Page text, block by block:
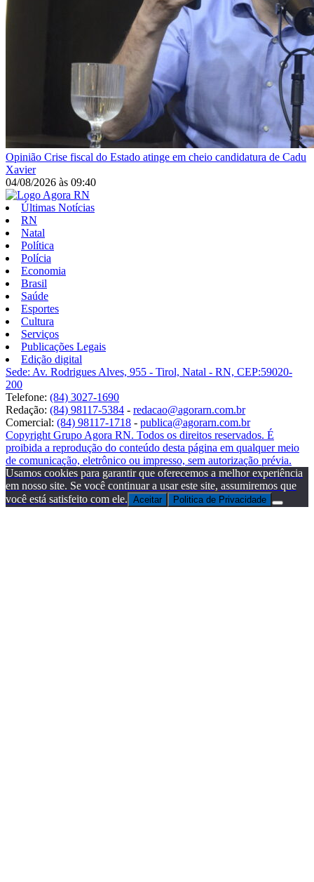
Opinião Crise fiscal do Estado atinge em cheio candidatura de Cadu
Xavier
04/08/2026 às 09:40
Últimas Notícias
RN
Natal
Política
Polícia
Economia
Brasil
Saúde
Esportes
Cultura
Serviços
Publicações Legais
Edição digital
Sede: Av. Rodrigues Alves, 955 - Tirol, Natal - RN, CEP:59020-
200
Telefone: (84) 3027-1690
Redação: (84) 98117-5384 - redacao@agorarn.com.br
Comercial: (84) 98117-1718 - publica@agorarn.com.br
Copyright Grupo Agora RN. Todos os direitos reservados. É
proibida a reprodução do conteúdo desta página em qualquer meio
de comunicação, eletrônico ou impresso, sem autorização prévia.
Usamos cookies para garantir que oferecemos a melhor experiência
em nosso site. Se você continuar a usar este site, assumiremos que
você está satisfeito com ele. Aceitar Politica de Privacidade